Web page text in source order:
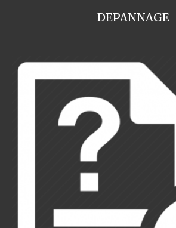
DEPANNAGE